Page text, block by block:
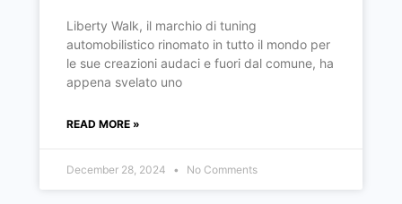
Liberty Walk, il marchio di tuning
automobilistico rinomato in tutto il mondo per
le sue creazioni audaci e fuori dal comune, ha
appena svelato uno
READ MORE »
December 28, 2024 No Comments